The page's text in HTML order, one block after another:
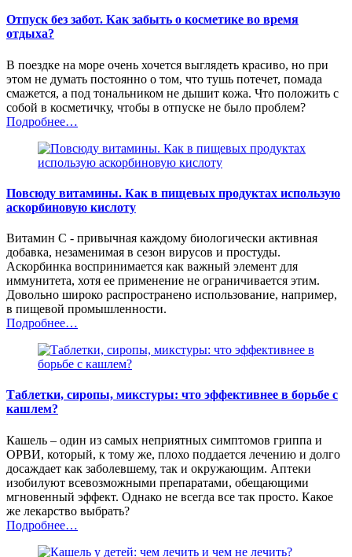
Отпуск без забот. Как забыть о косметике во время
отдыха?
В поездке на море очень хочется выглядеть красиво, но при
этом не думать постоянно о том, что тушь потечет, помада
смажется, а под тональником не дышит кожа. Что положить с
собой в косметичку, чтобы в отпуске не было проблем?
Подробнее…
Повсюду витамины. Как в пищевых продуктах использую
аскорбиновую кислоту
Витамин C ­- привычная каждому биологически активная
добавка, незаменимая в сезон вирусов и простуды.
Аскорбинка воспринимается как важный элемент для
иммунитета, хотя ее применение не ограничивается этим.
Довольно широко распространено использование, например,
в пищевой промышленности.
Подробнее…
Таблетки, сиропы, микстуры: что эффективнее в борьбе с
кашлем?
Кашель – один из самых неприятных симптомов гриппа и
ОРВИ, который, к тому же, плохо поддается лечению и долго
досаждает как заболевшему, так и окружающим. Аптеки
изобилуют всевозможными препаратами, обещающими
мгновенный эффект. Однако не всегда все так просто. Какое
же лекарство выбрать?
Подробнее…